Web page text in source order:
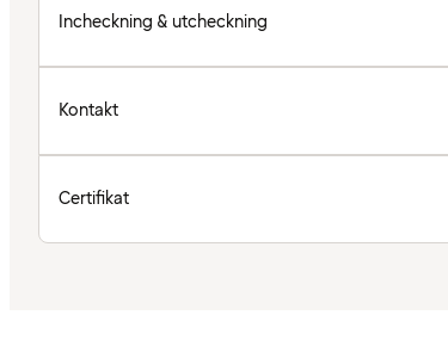
Incheckning & utcheckning
Kontakt
Certifikat